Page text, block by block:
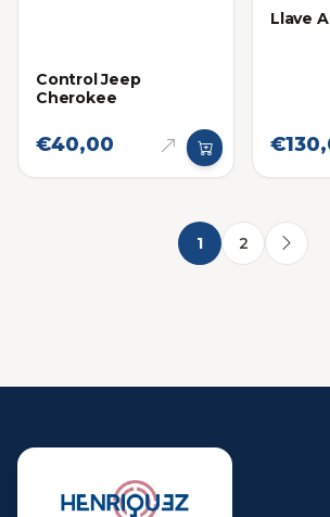
Control Jeep
Cherokee
€40,00
Llave
1 2